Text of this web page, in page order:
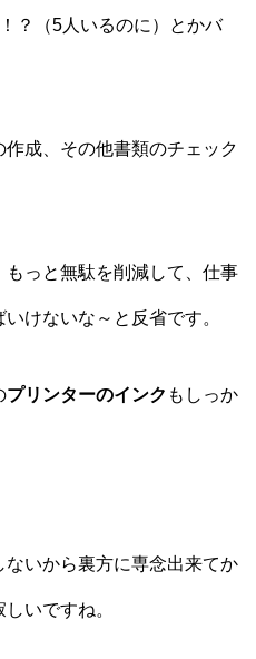
？（5人いるのに）とかバ
成、その他書類のチェック
っと無駄を削減して、仕事
けないな～と反省です。
プリンターのインク もしっか
いから裏方に専念出来てか
いですね。